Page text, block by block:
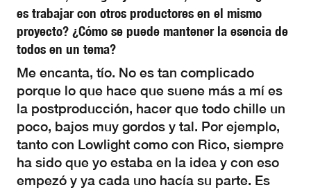
es trabajar con otros productores en el mismo
proyecto? ¿Cómo se puede mantener la esencia de
todos en un tema?
Me encanta, tío. No es tan complicado
porque lo que hace que suene más a mí es
la postproducción, hacer que todo chille un
poco, bajos muy gordos y tal. Por ejemplo,
tanto con Lowlight como con Rico, siempre
ha sido que yo estaba en la idea y con eso
empezó y ya cada uno hacía su parte. Es